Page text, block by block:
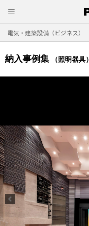
電気・建築設備（ビジネス）
納入事例集 （照明器具）